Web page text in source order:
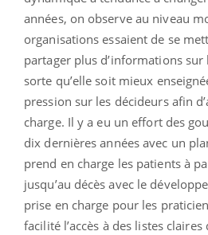
années, on observe au niveau
organisations essaient de se
partager plus d’informations
sorte qu’elle soit mieux
pression sur les décideurs afin
charge. Il y a eu un effort des
dix dernières années avec un
prend en charge les patients à
jusqu’au décès avec le
prise en charge pour les
facilité l’accès à des listes